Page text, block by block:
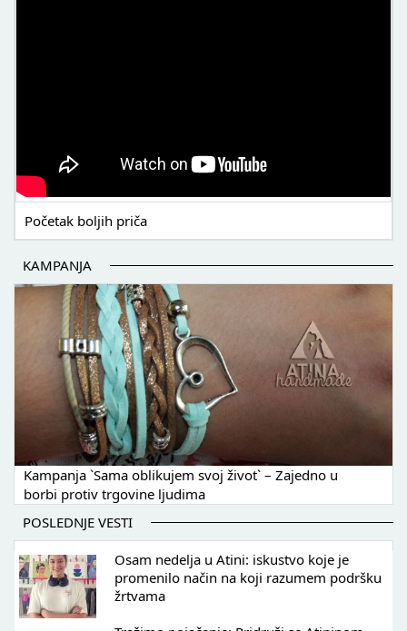
Početak boljih priča
KAMPANJA
Kampanja `Sama oblikujem svoj život` – Zajedno u
borbi protiv trgovine ljudima
POSLEDNJE VESTI
Osam nedelja u Atini: iskustvo koje je
promenilo način na koji razumem podršku
žrtvama